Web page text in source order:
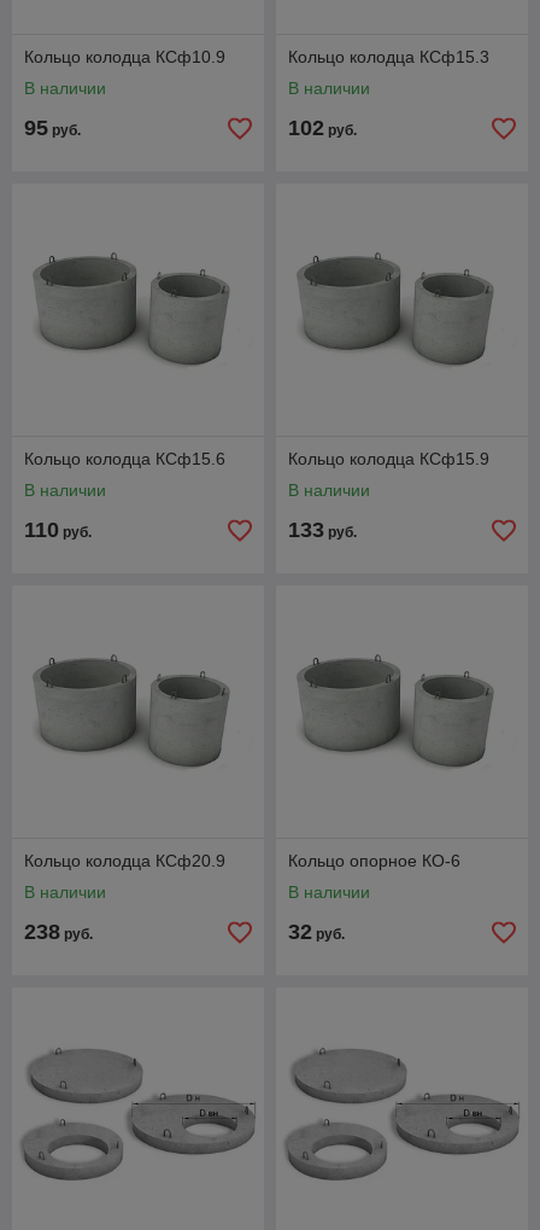
Кольцо колодца КСф10.9
В наличии
95 руб.
Кольцо колодца КСф15.3
В наличии
102 руб.
Кольцо колодца КСф15.6
В наличии
110 руб.
Кольцо колодца КСф15.9
В наличии
133 руб.
Кольцо колодца КСф20.9
В наличии
238 руб.
Кольцо опорное КО-6
В наличии
32 руб.